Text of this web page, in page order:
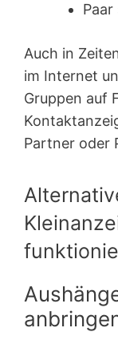
Auch in
im Internet
Gruppen auf
Partner oder